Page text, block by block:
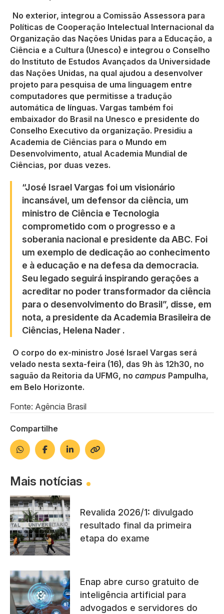
No exterior, integrou a Comissão Assessora para
Políticas de Cooperação Intelectual Internacional da
Organização das Nações Unidas para a Educação, a
Ciência e a Cultura (Unesco) e integrou o Conselho
do Instituto de Estudos Avançados da Universidade
das Nações Unidas, na qual ajudou a desenvolver
projeto para pesquisa de uma linguagem entre
computadores que permitisse a tradução
automática de línguas. Vargas também foi
embaixador do Brasil na Unesco e presidente do
Conselho Executivo da organização. Presidiu a
Academia de Ciências para o Mundo em
Desenvolvimento, atual Academia Mundial de
Ciências, por duas vezes.
“José Israel Vargas foi um visionário
incansável, um defensor da ciência, um
ministro de Ciência e Tecnologia
comprometido com o progresso e a
soberania nacional e presidente da ABC. Foi
um exemplo de dedicação ao conhecimento
e à educação e na defesa da democracia.
Seu legado seguirá inspirando gerações a
acreditar no poder transformador da ciência
para o desenvolvimento do Brasil”, disse, em
nota, a presidente da Academia Brasileira de
Ciências, Helena Nader .
O corpo do ex-ministro José Israel Vargas será
velado nesta sexta-feira (16), das 9h às 12h30, no
saguão da Reitoria da UFMG, no campus Pampulha,
em Belo Horizonte.
Fonte: Agência Brasil
Compartilhe
Mais notícias
Revalida 2026/1: divulgado
resultado final da primeira
etapa do exame
Enap abre curso gratuito de
inteligência artificial para
advogados e servidores do